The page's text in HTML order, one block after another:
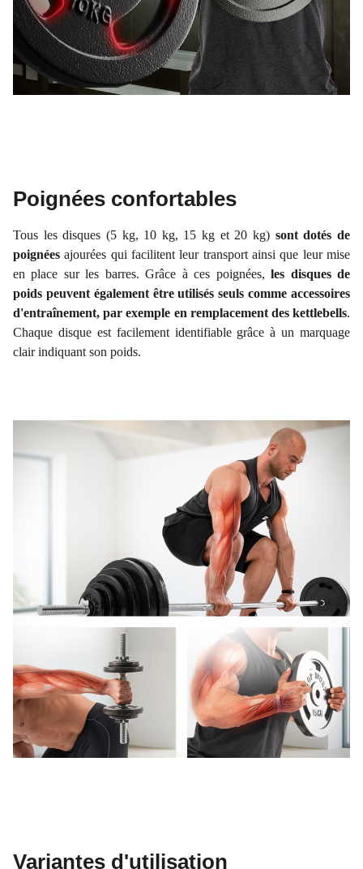
Poignées confortables
Tous les disques (5 kg, 10 kg, 15 kg et 20 kg) sont dotés de
poignées ajourées qui facilitent leur transport ainsi que leur mise
en place sur les barres. Grâce à ces poignées,les disques de
poids peuvent également être utilisés seuls comme accessoires
d'entraînement, par exemple en remplacement des kettlebells.
Chaque disque est facilement identifiable grâce à un marquage
clair indiquant son poids.
Variantes d'utilisation